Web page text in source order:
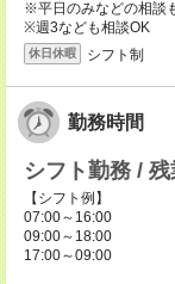
※平日のみなどの相談
※週3なども相談OK
休日休暇 シフト制
勤務時間
シフト勤務 /
【シフト例】
07:00～16:00
09:00～18:00
17:00～09:00